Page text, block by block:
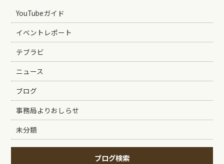
YouTubeガイド
イベントレポート
テブラビ
ニュース
ブログ
事務局よりおしらせ
未分類
ブログ検索